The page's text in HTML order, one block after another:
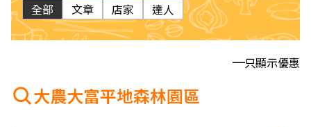
全部 文章 店家 達人
只顯示優惠
大農大富平地森林園區